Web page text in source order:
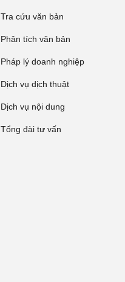
Tra cứu văn bản
Phân tích văn bản
Pháp lý doanh nghiệp
Dịch vụ dịch thuật
Dịch vụ nội dung
Tổng đài tư vấn